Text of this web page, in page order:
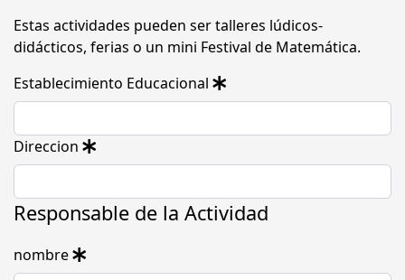
Estas actividades pueden ser talleres lúdicos-
didácticos, ferias o un mini Festival de Matemática.
Establecimiento Educacional
Direccion
Responsable de la Actividad
nombre